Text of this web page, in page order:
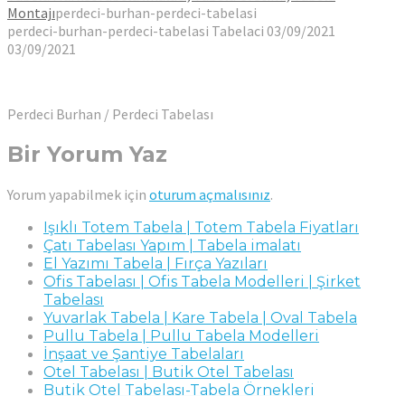
Montajıperdeci-burhan-perdeci-tabelasi
perdeci-burhan-perdeci-tabelasi Tabelaci 03/09/2021
03/09/2021
Perdeci Burhan / Perdeci Tabelası
Bir Yorum Yaz
Yorum yapabilmek için oturum açmalısınız.
Işıklı Totem Tabela | Totem Tabela Fiyatları
Çatı Tabelası Yapım | Tabela imalatı
El Yazımı Tabela | Fırça Yazıları
Ofis Tabelası | Ofis Tabela Modelleri | Şirket
Tabelası
Yuvarlak Tabela | Kare Tabela | Oval Tabela
Pullu Tabela | Pullu Tabela Modelleri
İnşaat ve Şantiye Tabelaları
Otel Tabelası | Butik Otel Tabelası
Butik Otel Tabelası-Tabela Örnekleri